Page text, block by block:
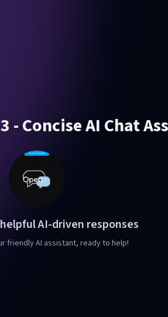
- Concise AI Chat
AI-driven responses
friendly AI assistant, ready to help!